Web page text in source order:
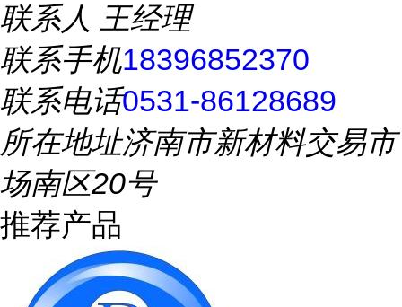
联系人 王经理
联系手机18396852370
联系电话0531-86128689
所在地址济南市新材料交易市
场南区20号
推荐产品